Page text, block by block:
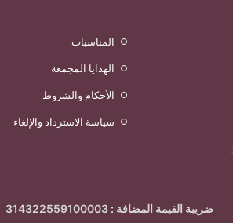
المناسبات
الهدايا المجمعة
الأحكام والشروط
سياسة الاسترداد والإلغاء
ضريبة القيمة المضافة : 314322559100003